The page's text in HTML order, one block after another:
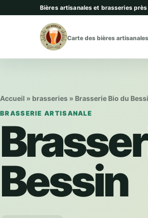
Aller au contenuBières artisanales et brasseries
Carte des bières
Accueil » brasseries » Brasserie Bio du
BRASSERIE ARTISANALE
Bessin